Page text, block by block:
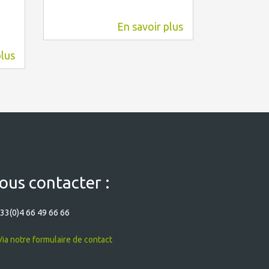
En savoir plus
contacter :
66 49 66 66
notre formulaire de contact